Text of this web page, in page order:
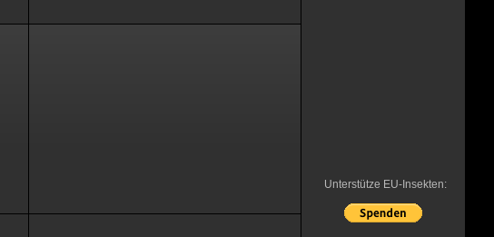
Unterstütze EU-Insekten: